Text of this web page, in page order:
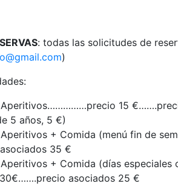
: todas las solicitudes de
)
15
5 años, 5 €)
+ Comida (menú fin de
35 €
+ Comida (días especiales
asociados 25 €